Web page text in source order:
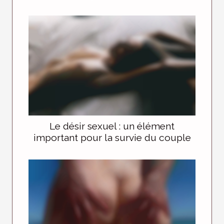
Le désir sexuel : un élément
important pour la survie du couple